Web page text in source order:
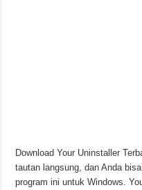
Download Your Uninstaller
tautan langsung, dan Anda
program ini untuk Windows.